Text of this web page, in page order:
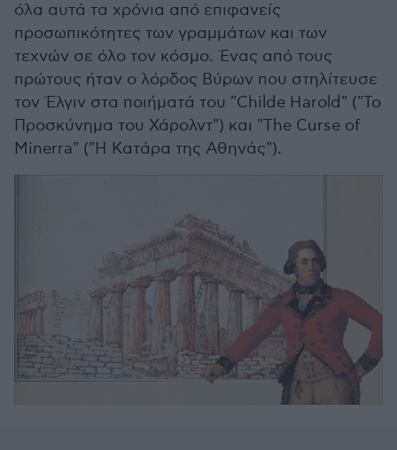
όλα αυτά τα χρόνια από επιφανείς
προσωπικότητες των γραμμάτων και των
τεχνών σε όλο τον κόσμο. Ένας από τους
πρώτους ήταν ο λόρδος Βύρων που στηλίτευσε
τον Έλγιν στα ποιήματά του "Childe Harold" ("Το
Προσκύνημα του Χάρολντ") και "The Curse of
Minerra" ("Η Κατάρα της Αθηνάς").